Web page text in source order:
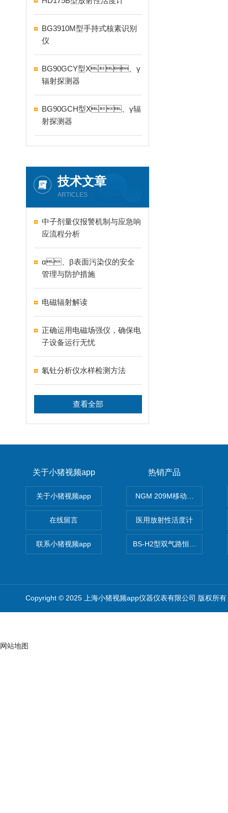
BG3910M型手持式核素识别
仪
BG90GCY型X、γ
辐射探测器
BG90GCH型X、γ辐
射探测器
技术文章
ARTICLES
中子剂量仪报警机制与应急响
应流程分析
α、β表面污染仪的安全
管理与防护措施
电磁辐射解读
正确运用电磁场强仪，确保电
子设备运行无忧
氡钍分析仪水样检测方法
查看全部
关于小猪视频app
关于小猪视频app
在线留言
联系小猪视频app
热销产品
NGM 209M移动式惰性气体
医用放射性活度计
BS-H2型双气路恒流大气采样
Copyright © 2025 上海小猪视频app仪器仪表有限公司 版权所有
网站地图